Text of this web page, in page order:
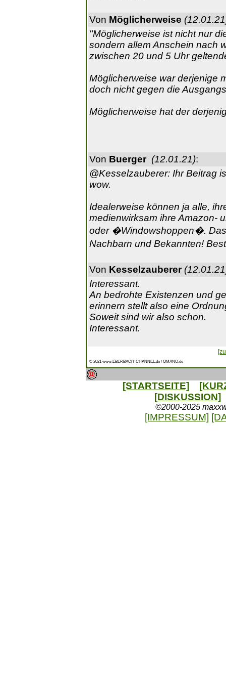
Von Möglicherweise
"Möglicherweise ist nicht nur
sondern allem Anschein nach
zwischen 20 und 5 Uhr
Möglicherweise war derjenige
doch nicht gegen die
Möglicherweise hat der
Von Buerger (12.01.21):
@Kesselzauberer: Ihr Beitrag
wow.
Idealerweise können ja alle,
medienwirksam ihre Amazon-
oder �Windowshoppen�. Das
Nachbarn und Bekannten!
Von Kesselzauberer
Interessant.
An bedrohte Existenzen und
erinnern stellt also eine
Soweit sind wir also schon.
Interessant.
© 2021 www.EBERBACH-CHANNEL.de / OMANO.de
[STARTSEITE]
[DISKUSSION]
©2000-2025
[IMPRESSUM]